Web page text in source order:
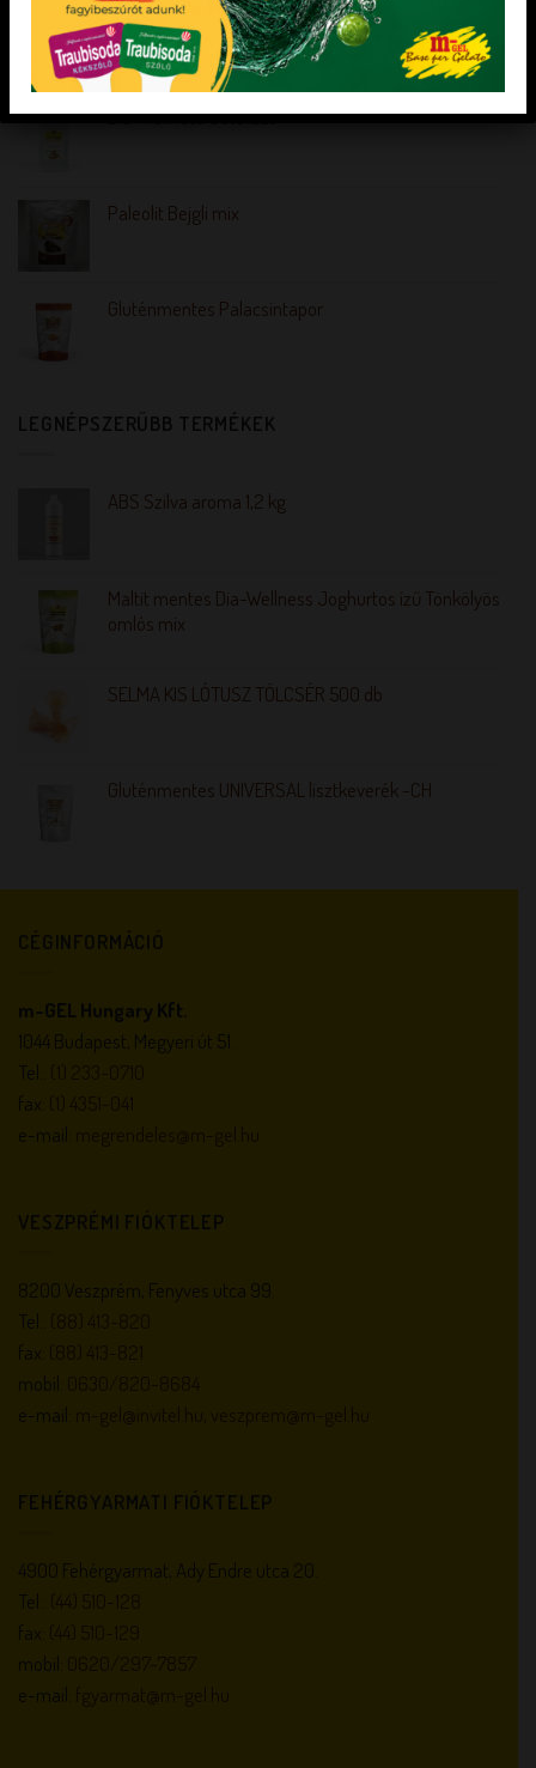
Dia-Wellness Bejgli Mix
Dia-Wellness Sütőliszt
Paleolit Bejgli mix
Gluténmentes Palacsintapor
LEGNÉPSZERŰBB TERMÉKEK
ABS Szilva aroma 1,2 kg
Maltit mentes Dia-Wellness Joghurtos ízű Tönkölyös
omlós mix
SELMA KIS LÓTUSZ TÖLCSÉR 500 db
Gluténmentes UNIVERSAL lisztkeverék -CH
CÉGINFORMÁCIÓ
m-GEL Hungary Kft.
1044 Budapest, Megyeri út 51.
Tel.:
fax:
e-mail:
VESZPRÉMI FIÓKTELEP
8200 Veszprém, Fenyves utca 99.
Tel.:
fax:
mobil:
e-mail:
FEHÉRGYARMATI FIÓKTELEP
4900 Fehérgyarmat, Ady Endre utca 20.
Tel.:
fax:
mobil:
e-mail: